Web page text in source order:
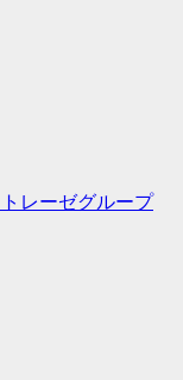
レーゼグループ